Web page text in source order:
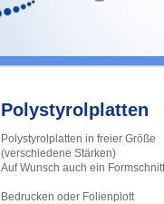
Polystyrolplatten
Polystyrolplatten in freier Größe
(verschiedene Stärken)
Auf Wunsch auch ein
Bedrucken oder Folienplott